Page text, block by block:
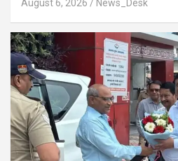
August 6, 2026 News_Desk